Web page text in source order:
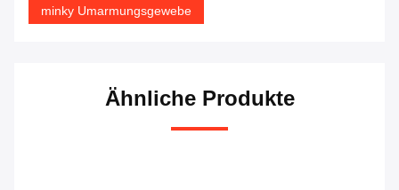
minky Umarmungsgewebe
Ähnliche Produkte